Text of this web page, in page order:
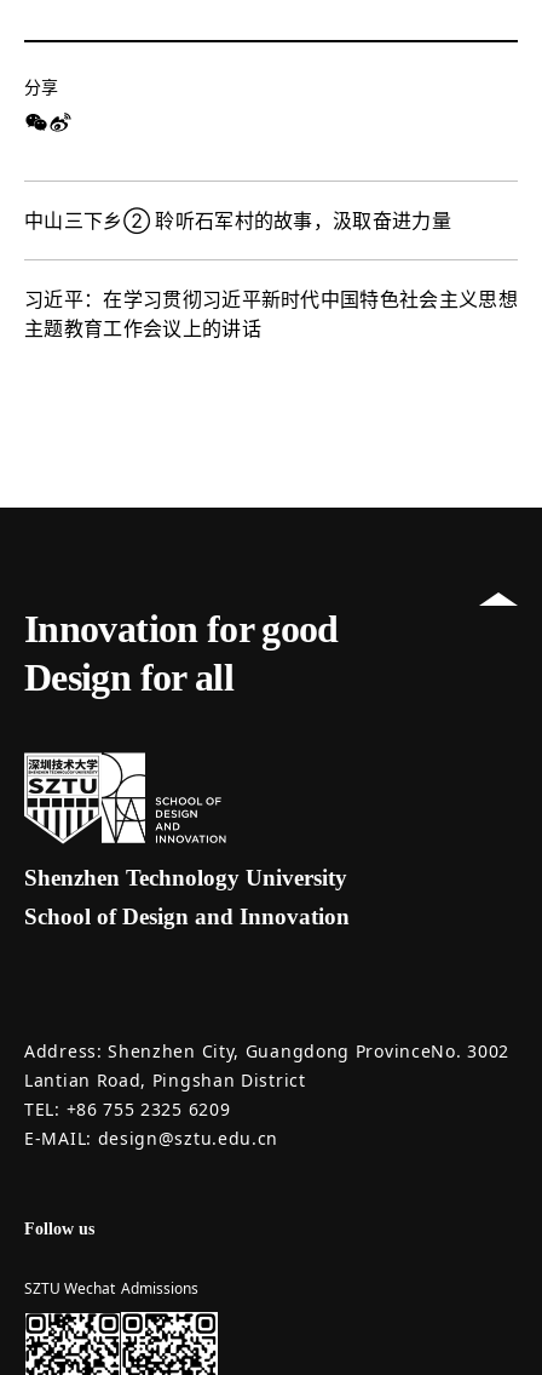
分享
中山三下乡② 聆听石军村的故事，汲取奋进力量
习近平：在学习贯彻习近平新时代中国特色社会主义思想
主题教育工作会议上的讲话
Innovation for good
Design for all
Shenzhen Technology University
School of Design and Innovation
Address: Shenzhen City, Guangdong ProvinceNo. 3002
Lantian Road, Pingshan District
TEL: +86 755 2325 6209
E-MAIL: design@sztu.edu.cn
Follow us
SZTU Wechat Admissions